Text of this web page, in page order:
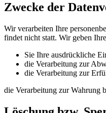
Zwecke der
Wir verarbeiten Ihre
findet nicht statt. Wir geben
Sie Ihre ausdrückliche
die Verarbeitung zur
die Verarbeitung zur
die Verarbeitung zur Wahrung